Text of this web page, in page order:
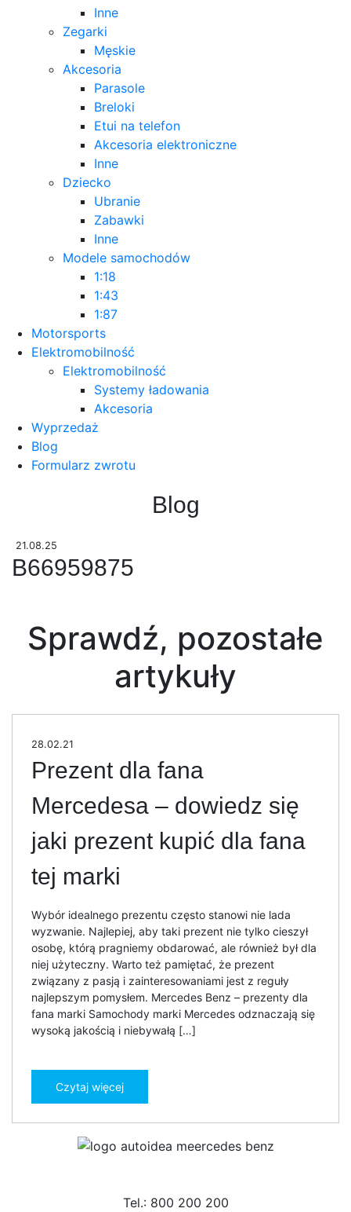
Inne
Zegarki
Męskie
Akcesoria
Parasole
Breloki
Etui na telefon
Akcesoria elektroniczne
Inne
Dziecko
Ubranie
Zabawki
Inne
Modele samochodów
1:18
1:43
1:87
Motorsports
Elektromobilność
Elektromobilność
Systemy ładowania
Akcesoria
Wyprzedaż
Blog
Formularz zwrotu
Blog
21.08.25
B66959875
Sprawdź, pozostałe
artykuły
28.02.21
Prezent dla fana
Mercedesa – dowiedz się
jaki prezent kupić dla fana
tej marki
Wybór idealnego prezentu często stanowi nie lada
wyzwanie. Najlepiej, aby taki prezent nie tylko cieszył
osobę, którą pragniemy obdarować, ale również był dla
niej użyteczny. Warto też pamiętać, że prezent
związany z pasją i zainteresowaniami jest z reguły
najlepszym pomysłem. Mercedes Benz – prezenty dla
fana marki Samochody marki Mercedes odznaczają się
wysoką jakością i niebywałą […]
Czytaj więcej
Tel.: 800 200 200